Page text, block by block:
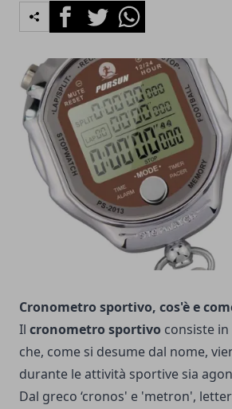
FacebookTwitterWhatsapp
Cronometro sportivo, cos'è e
Il cronometro sportivo consiste
che, come si desume dal nome,
durante le attività sportive sia
Dal greco ‘cronos' e 'metron',